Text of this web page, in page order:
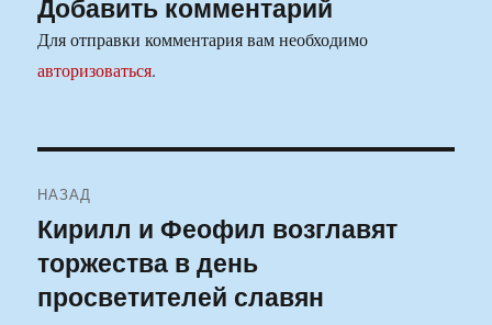
Для отправки комментария вам необходимо
авторизоваться.
по
записям
НАЗАД
Предыдущая
запись:
Кирилл и Феофил возглавят
торжества в день
просветителей славян